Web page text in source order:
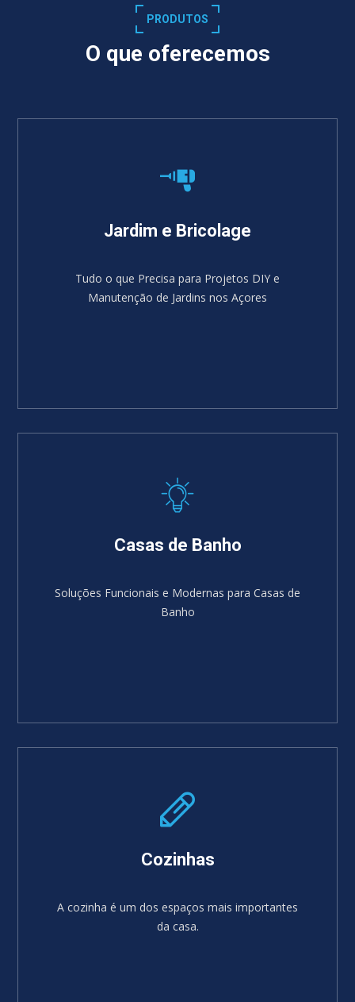
PRODUTOS
O que oferecemos
Jardim e Bricolage
Tudo o que Precisa para Projetos DIY e
Manutenção de Jardins nos Açores
Casas de Banho
Soluções Funcionais e Modernas para Casas de
Banho
Cozinhas
A cozinha é um dos espaços mais importantes
da casa.
SABER MAIS